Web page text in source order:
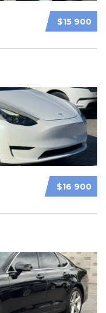
$15 900
$16 900